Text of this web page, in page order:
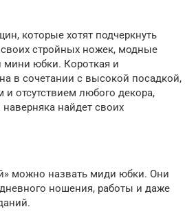
которые хотят подчеркнуть
своих стройных ножек, модные
юбки. Короткая и
в сочетании с высокой посадкой,
отсутствием любого декора,
найдет своих
можно назвать миди юбки. Они
ношения, работы и даже